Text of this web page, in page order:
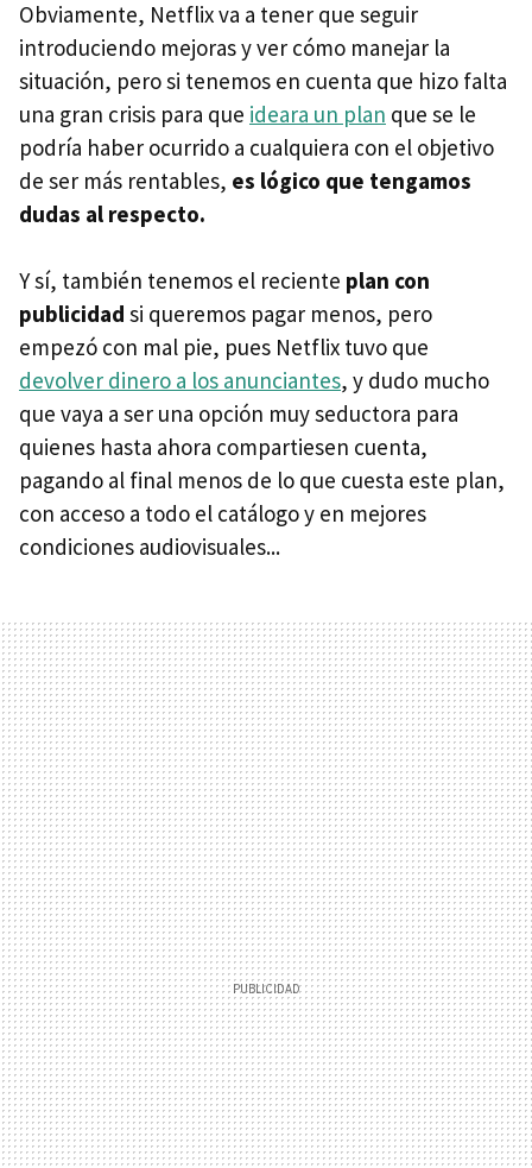
Obviamente, Netflix va a tener que seguir
introduciendo mejoras y ver cómo manejar la
situación, pero si tenemos en cuenta que hizo falta
una gran crisis para que ideara un plan que se le
podría haber ocurrido a cualquiera con el objetivo
de ser más rentables, es lógico que tengamos
dudas al respecto.
Y sí, también tenemos el reciente plan con
publicidad si queremos pagar menos, pero
empezó con mal pie, pues Netflix tuvo que
devolver dinero a los anunciantes, y dudo mucho
que vaya a ser una opción muy seductora para
quienes hasta ahora compartiesen cuenta,
pagando al final menos de lo que cuesta este plan,
con acceso a todo el catálogo y en mejores
condiciones audiovisuales...